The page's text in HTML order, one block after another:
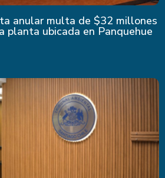
anular multa de $32 millones
planta ubicada en Panquehue